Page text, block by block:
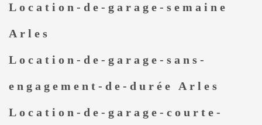
Location-de-garage-semaine
Arles
Location-de-garage-sans-
engagement-de-durée Arles
Location-de-garage-courte-